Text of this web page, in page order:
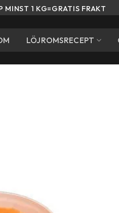
1 KG=GRATIS FRAKT
LÖJROMSRECEPT